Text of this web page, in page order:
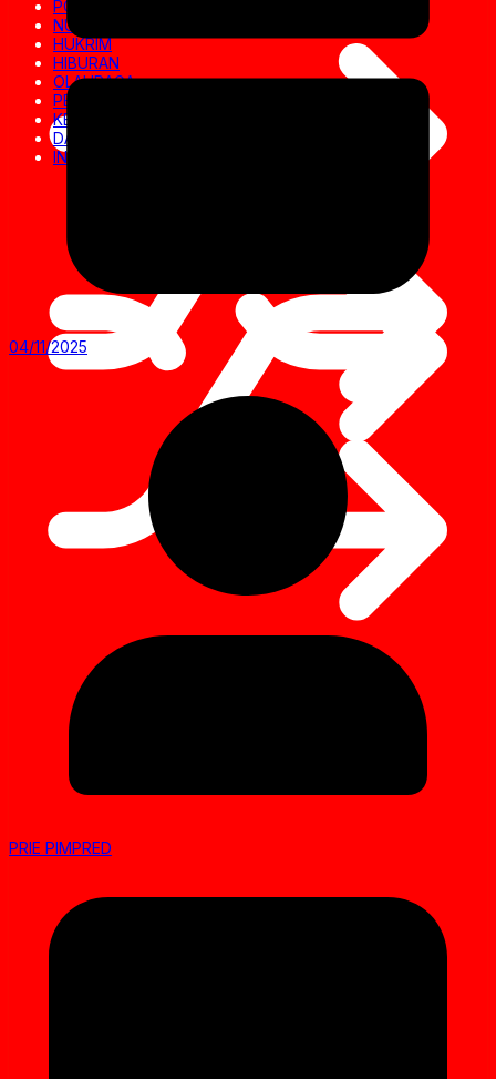
POLITIK
NUSANTARA
HUKRIM
HIBURAN
OLAHRAGA
PENDIDIKAN
KESEHATAN
DAERAH
INVESTIGASI
04/11/2025
PRIE PIMPRED